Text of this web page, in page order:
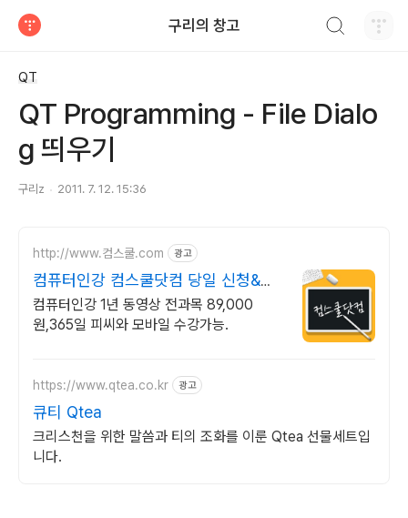
구리의 창고
QT
QT Programming - File Dialo
g 띄우기
구리z 2011. 7. 12. 15:36
http://www.컴스쿨.com 광고
컴퓨터인강 컴스쿨닷컴 당일 신청&결
제시 기프티콘!
컴퓨터인강 1년 동영상 전과목 89,000
원,365일 피씨와 모바일 수강가능.
https://www.qtea.co.kr 광고
큐티 Qtea
크리스천을 위한 말씀과 티의 조화를 이룬 Qtea 선물세트입
니다.